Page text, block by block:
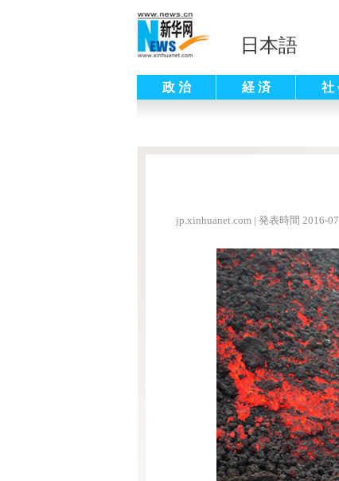
日本語
政 治 経 済 社
jp.xinhuanet.com | 発表時間 2016-